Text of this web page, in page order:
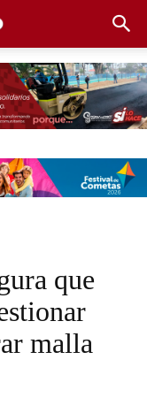
que
malla